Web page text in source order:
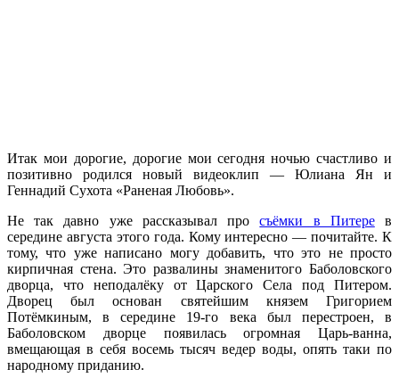
Итак мои дорогие, дорогие мои сегодня ночью счастливо и
позитивно родился новый видеоклип — Юлиана Ян и
Геннадий Сухота «Раненая Любовь».
Не так давно уже рассказывал просъёмки в Питерев
середине августа этого года. Кому интересно — почитайте. К
тому, что уже написано могу добавить, что это не просто
кирпичная стена. Это развалины знаменитого Баболовского
дворца, что неподалёку от Царского Села под Питером.
Дворец был основан святейшим князем Григорием
Потёмкиным, в середине 19-го века был перестроен, в
Баболовском дворце появилась огромная Царь-ванна,
вмещающая в себя восемь тысяч ведер воды, опять таки по
народному приданию.